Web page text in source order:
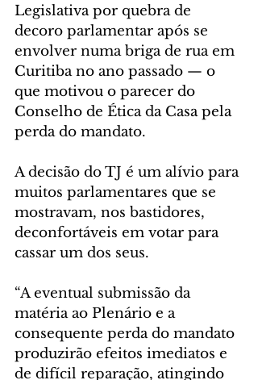
Legislativa por quebra de
decoro parlamentar após se
envolver numa briga de rua em
Curitiba no ano passado — o
que motivou o parecer do
Conselho de Ética da Casa pela
perda do mandato.
A decisão do TJ é um alívio para
muitos parlamentares que se
mostravam, nos bastidores,
deconfortáveis em votar para
cassar um dos seus.
“A eventual submissão da
matéria ao Plenário e a
consequente perda do mandato
produzirão efeitos imediatos e
de difícil reparação, atingindo